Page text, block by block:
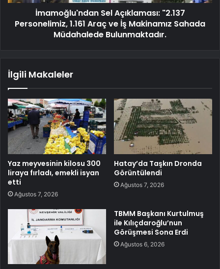
İmamoğlu'ndan Sel Açıklaması: "2.137
Personelimiz, 1.161 Araç ve İş Makinamız Sahada
Müdahalede Bulunmaktadır.
İlgili Makaleler
Yaz meyvesinin kilosu 300
liraya fırladı, emekli isyan
etti
Ağustos 7, 2026
Hatay’da Taşkın Dronda
Görüntülendi
Ağustos 7, 2026
TBMM Başkanı Kurtulmuş
ile Kılıçdaroğlu’nun
Görüşmesi Sona Erdi
Ağustos 6, 2026